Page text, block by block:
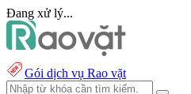
Đang xử lý...
Gói dịch vụ Rao vặt